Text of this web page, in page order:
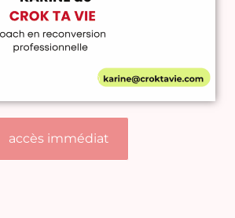
accès immédiat